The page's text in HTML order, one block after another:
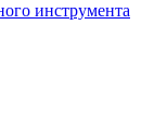
инструмента